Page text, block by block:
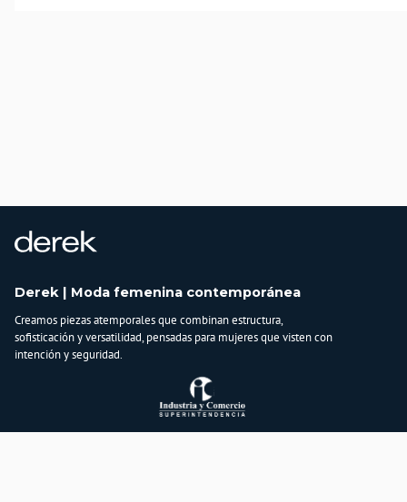
Derek | Moda femenina contemporánea
Creamos piezas atemporales que combinan estructura,
sofisticación y versatilidad, pensadas para mujeres que visten con
intención y seguridad.